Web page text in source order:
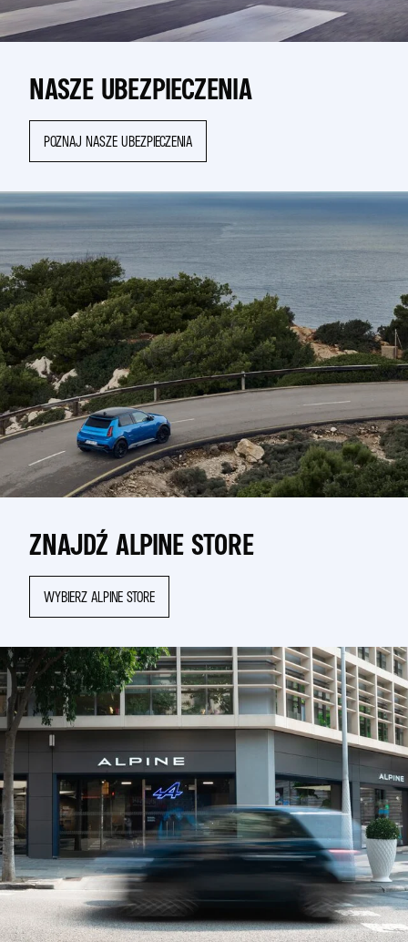
NASZE UBEZPIECZENIA
POZNAJ NASZE UBEZPIECZENIA
ZNAJDŹ ALPINE STORE
WYBIERZ ALPINE STORE